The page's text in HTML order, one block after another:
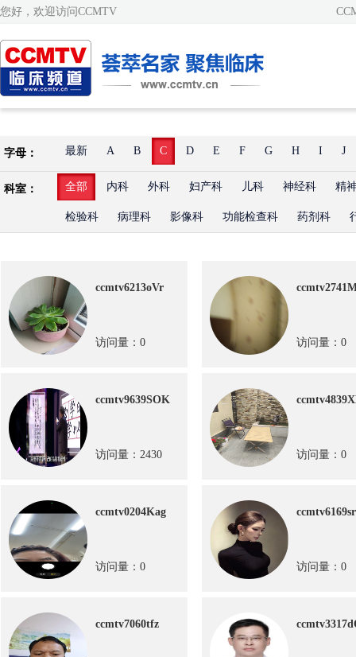
您好，欢迎访问CCMTV
字母： 最新 A B C D E F G H I J
科室： 全部 内科 外科 妇产科 儿科 神经科 精
检验科 病理科 影像科 功能检查科 药剂科
ccmtv6213oVr
访问量：0 访问量：0
ccmtv9639SOK
访问量：2430 访问量：0
ccmtv0204Kag
访问量：0 访问量：0
ccmtv7060tfz